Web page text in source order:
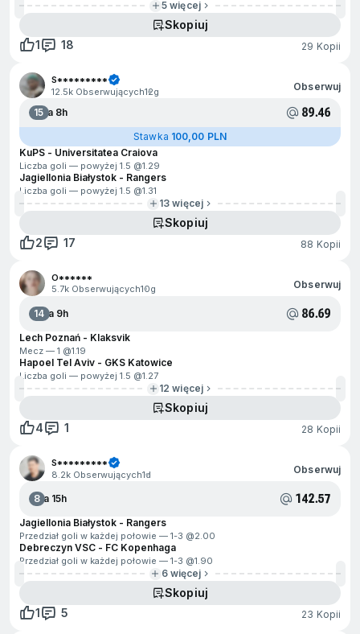
5 więcej
Skopiuj
1
18 29 Kopii
S*********
12.5k Obserwujących12g Obserwuj
15Za 8h 89.46
Stawka 100,00 PLN
KuPS - Universitatea Craiova
Liczba goli — powyżej 1.5 @1.29
Jagiellonia Białystok - Rangers
Liczba goli — powyżej 1.5 @1.31
13 więcej
Skopiuj
2
17 88 Kopii
O******
5.7k Obserwujących10g Obserwuj
14Za 9h 86.69
Lech Poznań - Klaksvik
Mecz — 1 @1.19
Hapoel Tel Aviv - GKS Katowice
Liczba goli — powyżej 1.5 @1.27
12 więcej
Skopiuj
4
1 28 Kopii
S*********
8.2k Obserwujących1d Obserwuj
8Za 15h 142.57
Jagiellonia Białystok - Rangers
Przedział goli w każdej połowie — 1-3 @2.00
Debreczyn VSC - FC Kopenhaga
Przedział goli w każdej połowie — 1-3 @1.90
6 więcej
Skopiuj
1
5 23 Kopii